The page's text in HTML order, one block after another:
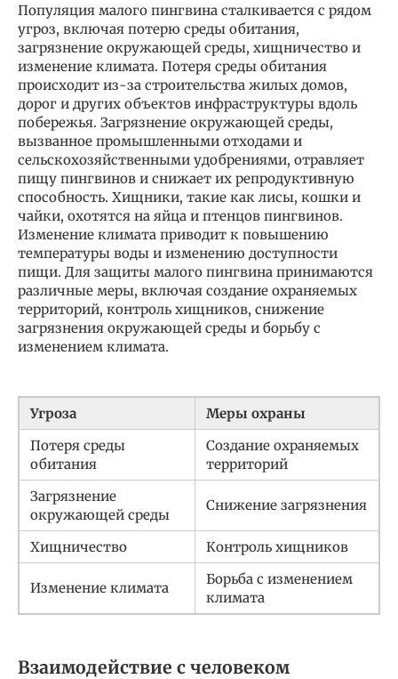
Популяция малого пингвина сталкивается с рядом
угроз, включая потерю среды обитания,
загрязнение окружающей среды, хищничество и
изменение климата. Потеря среды обитания
происходит из-за строительства жилых домов,
дорог и других объектов инфраструктуры вдоль
побережья. Загрязнение окружающей среды,
вызванное промышленными отходами и
сельскохозяйственными удобрениями, отравляет
пищу пингвинов и снижает их репродуктивную
способность. Хищники, такие как лисы, кошки и
чайки, охотятся на яйца и птенцов пингвинов.
Изменение климата приводит к повышению
температуры воды и изменению доступности
пищи. Для защиты малого пингвина принимаются
различные меры, включая создание охраняемых
территорий, контроль хищников, снижение
загрязнения окружающей среды и борьбу с
изменением климата.
Угроза
Меры охраны
Потеря среды
обитания
Создание охраняемых
территорий
Загрязнение
окружающей среды
Снижение загрязнения
Хищничество Контроль хищников
Изменение климата
Борьба с изменением
климата
Взаимодействие с человеком